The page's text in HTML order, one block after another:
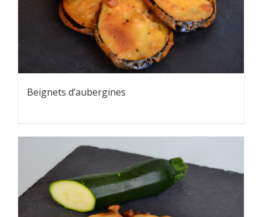
Beignets d’aubergines